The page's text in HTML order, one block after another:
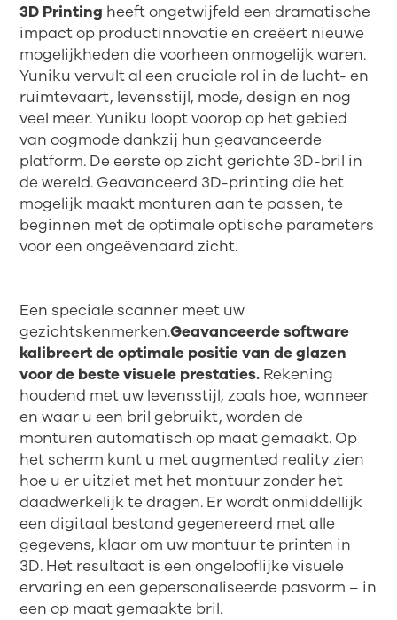
3D Printing heeft ongetwijfeld een dramatische
impact op productinnovatie en creëert nieuwe
mogelijkheden die voorheen onmogelijk waren.
Yuniku vervult al een cruciale rol in de lucht- en
ruimtevaart, levensstijl, mode, design en nog
veel meer. Yuniku loopt voorop op het gebied
van oogmode dankzij hun geavanceerde
platform. De eerste op zicht gerichte 3D-bril in
de wereld. Geavanceerd 3D-printing die het
mogelijk maakt monturen aan te passen, te
beginnen met de optimale optische parameters
voor een ongeëvenaard zicht.
Een speciale scanner meet uw
gezichtskenmerken.Geavanceerde software
kalibreert de optimale positie van de glazen
voor de beste visuele prestaties. Rekening
houdend met uw levensstijl, zoals hoe, wanneer
en waar u een bril gebruikt, worden de
monturen automatisch op maat gemaakt. Op
het scherm kunt u met augmented reality zien
hoe u er uitziet met het montuur zonder het
daadwerkelijk te dragen. Er wordt onmiddellijk
een digitaal bestand gegenereerd met alle
gegevens, klaar om uw montuur te printen in
3D. Het resultaat is een ongelooflijke visuele
ervaring en een gepersonaliseerde pasvorm – in
een op maat gemaakte bril.